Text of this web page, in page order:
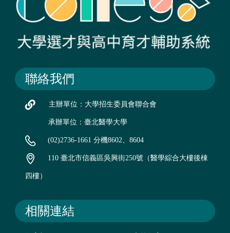
聯絡我們
主辦單位：大學招生委員會聯合會
承辦單位：臺北醫學大學
(02)2736-1661 分機8602、8604
110 臺北市信義區吳興街250號（醫學綜合大樓後棟
四樓）
相關連結